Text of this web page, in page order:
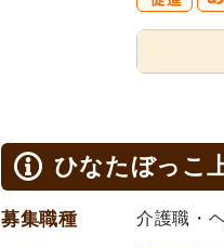
ひなたぼっこ
募集職種 介護職・